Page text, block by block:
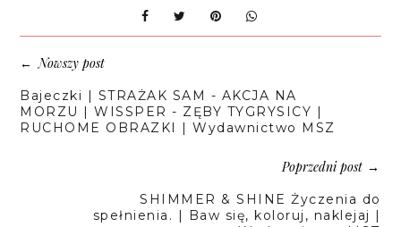
←Nowszy post
Bajeczki | STRAŻAK SAM - AKCJA NA
MORZU | WISSPER - ZĘBY TYGRYSICY |
RUCHOME OBRAZKI | Wydawnictwo MSZ
Poprzedni post→
SHIMMER & SHINE Życzenia do
spełnienia. | Baw się, koloruj, naklejaj |